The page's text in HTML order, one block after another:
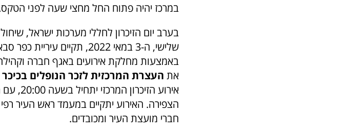
במרכז יהיה פתוח החל מחצי שעה לפני
בערב יום הזיכרון לחללי מערכות ישראל,
שלישי, ה-3 במאי 2022, תקיים עיריית כפר
באמצעות מחלקת אירועים באגף חברה
את העצרת המרכזית לזכר הנופלים
אירוע הזיכרון
הצפירה. האירוע יתקיים במעמד ראש העיר
חברי מועצת העיר ומכובדים.